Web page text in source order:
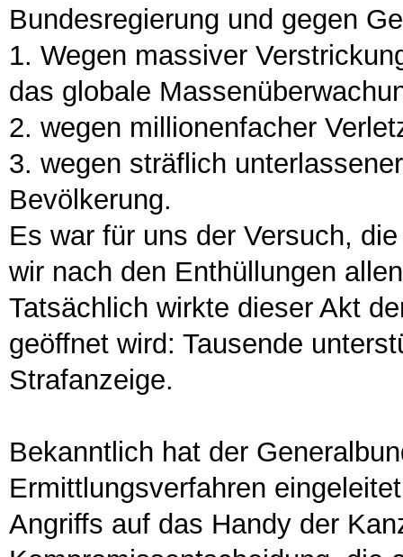
Bundesregierung und gegen
1. Wegen massiver
das globale
2. wegen millionenfacher
3. wegen sträflich
Bevölkerung.
Es war für uns der Versuch,
wir nach den Enthüllungen
Tatsächlich wirkte dieser Akt
geöffnet wird: Tausende
Strafanzeige.
Bekanntlich hat der
Ermittlungsverfahren
Angriffs auf das Handy der